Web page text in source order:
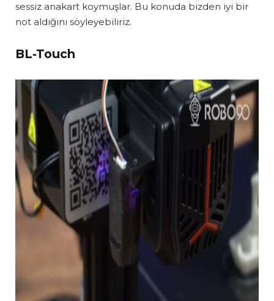
sessiz anakart koymuşlar. Bu konuda bizden iyi bir
not aldığını söyleyebiliriz.
BL-Touch